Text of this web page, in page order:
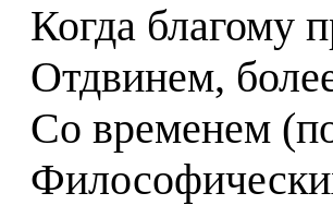
Когда благому
Отдвинем,
Со временем